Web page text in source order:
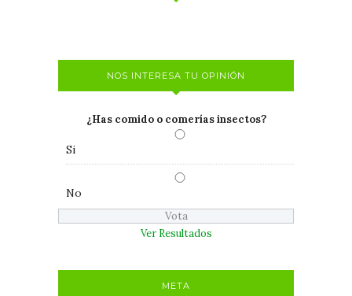
NOS INTERESA TU OPINIÓN
¿Has comido o comerías insectos?
Si
No
Ver Resultados
META